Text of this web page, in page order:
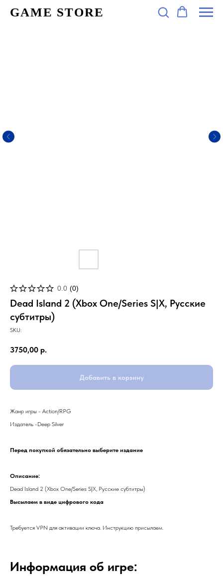
GAME STORE
0.0 (0)
Dead Island 2 (Xbox One/Series S|X, Русские
субтитры)
SKU:
3750,00 р.
Добавить в корзину
Жанр игры - Action/RPG
Издатель -Deep Silver
Перед покупкой обязательно выберите издание
Описание:
Dead Island 2 (Xbox One/Series S|X, Русские субтитры)
Высылаем в виде цифрового кода
Требуется VPN для активации ключа. Инструкцию присылаем.
Информация об игре: